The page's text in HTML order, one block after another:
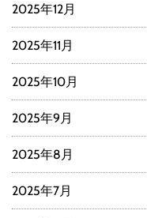
2025年12月
2025年11月
2025年10月
2025年9月
2025年8月
2025年7月